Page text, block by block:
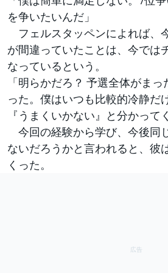
を争いたいんだ」
フェルスタッペンによれば、
が間違っていたことは、今では
なっているという。
「明らかだろ？ 予選全体がま
った。僕はいつも比較的冷静だ
『うまくいかない』と分かって
今回の経験から学び、今後同
ないだろうかと言われると、彼
くった。